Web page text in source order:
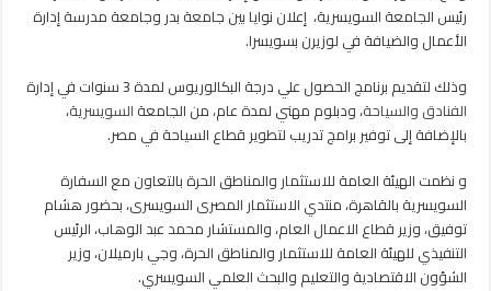
ومدرسة
والضيافة
السويسرية
مغلقة
رئيس الجامعة السويسرية، إعلان نوايا بين جامعة بدر وجامعة مدرسة إدارة
الأعمال والضيافة في لوزيرن بسويسرا.
وذلك لتقديم برنامج الحصول علي درجة البكالوريوس لمدة 3 سنوات في إدارة
الفنادق والسياحة، ودبلوم مهني لمدة عام، من الجامعة السويسرية،
بالإضافة إلى توفير برامج تدريب لتطوير قطاع السياحة في مصر.
و نظمت الهيئة العامة للاستثمار والمناطق الحرة بالتعاون مع السفارة
السويسرية بالقاهرة، منتدي الاستثمار المصرى السويسرى، بحضور هشام
توفيق، وزير قطاع الاعمال العام، والمستشار محمد عبد الوهاب، الرئيس
التنفيذي للهيئة العامة للاستثمار والمناطق الحرة، وجي بارميلان، وزير
الشؤون الاقتصادية والتعليم والبحث العلمي السويسري.